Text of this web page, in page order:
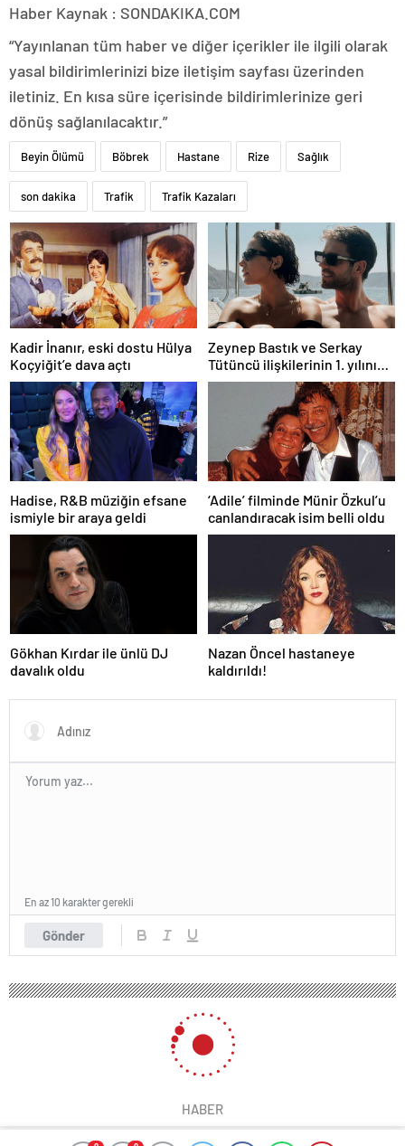
Haber Kaynak : SONDAKIKA.COM
“Yayınlanan tüm haber ve diğer içerikler ile ilgili olarak
yasal bildirimlerinizi bize iletişim sayfası üzerinden
iletiniz. En kısa süre içerisinde bildirimlerinize geri
dönüş sağlanılacaktır.”
Beyin Ölümü Böbrek Hastane Rize Sağlık
son dakika Trafik Trafik Kazaları
Kadir İnanır, eski dostu Hülya
Koçyiğit’e dava açtı
Zeynep Bastık ve Serkay
Tütüncü ilişkilerinin 1. yılını
kutladı
Hadise, R&B müziğin efsane
ismiyle bir araya geldi
‘Adile’ filminde Münir Özkul’u
canlandıracak isim belli oldu
Gökhan Kırdar ile ünlü DJ
davalık oldu
Nazan Öncel hastaneye
kaldırıldı!
Gönder
En az 10 karakter gerekli
HABER